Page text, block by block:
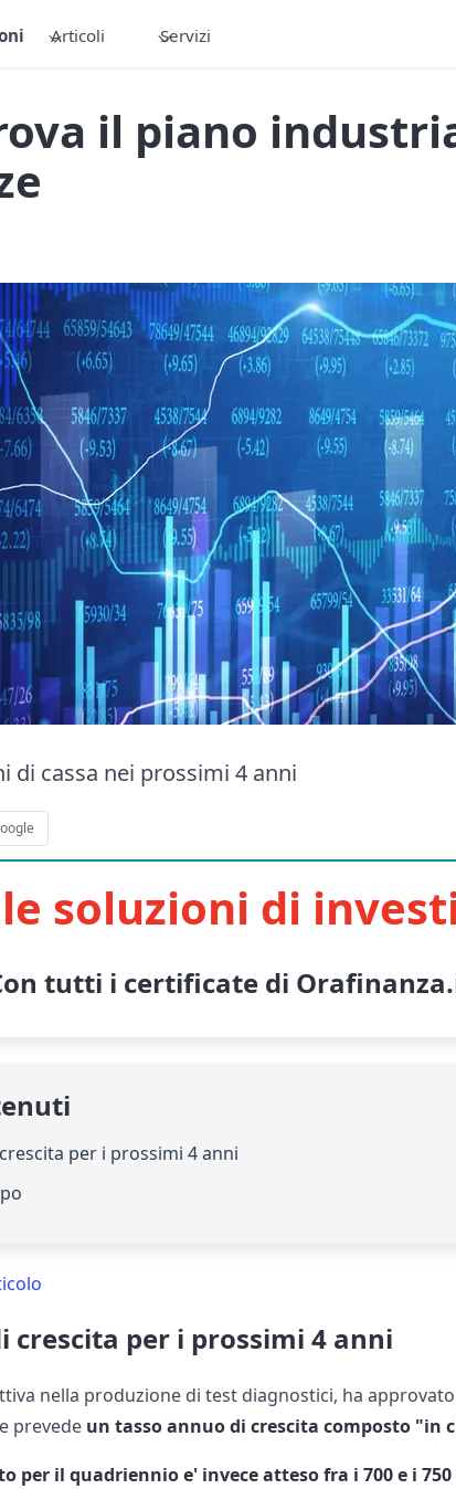
Articoli Servizi
il piano
di cassa nei prossimi 4 anni
soluzioni di
tutti i certificate di
per i prossimi 4 anni
crescita per i prossimi 4 anni
nella produzione di test diagnostici, ha
prevede un tasso annuo di crescita composto "in
per il quadriennio e' invece atteso fra i 700 e i